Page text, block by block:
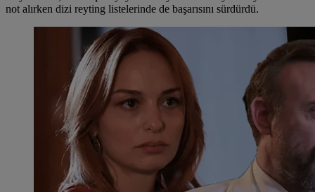
not alırken dizi reyting listelerinde de başarısını sürdürdü.